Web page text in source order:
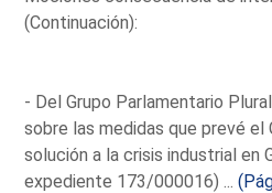
(Continuación):
- Del Grupo Parlamentario
sobre las medidas que prevé el
solución a la crisis industrial en
expediente 173/000016) ...